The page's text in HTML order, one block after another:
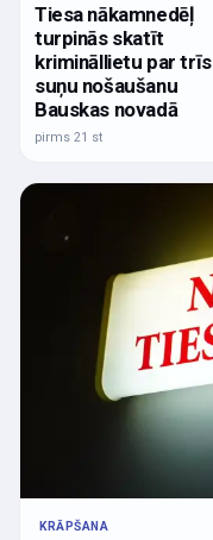
Tiesa nākamnedēļ
turpinās skatīt
krimināllietu par trīs
suņu nošaušanu
Bauskas novadā
pirms 21 st
KRĀPŠANA